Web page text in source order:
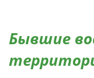
Бывшие